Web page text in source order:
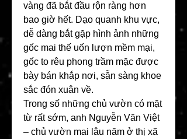
vàng đã bắt đầu rộn ràng hơn
bao giờ hết. Dạo quanh khu vực,
dễ dàng bắt gặp hình ảnh những
gốc mai thế uốn lượn mềm mại,
gốc to rêu phong trầm mặc được
bày bán khắp nơi, sẵn sàng khoe
sắc đón xuân về.
Trong số những chủ vườn có mặt
từ rất sớm, anh Nguyễn Văn Việt
– chủ vườn mai lâu năm ở thị xã